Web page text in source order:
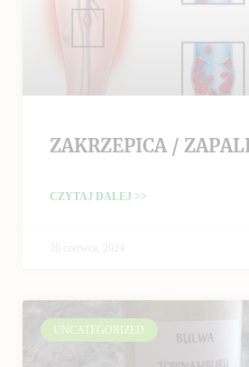
ZAKRZEPICA /
CZYTAJ DALEJ >>
26 czerwca, 2024
UNCATEGORIZED